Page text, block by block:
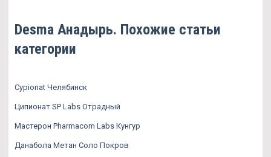
Desma Анадырь. Похожие статьи
категории
Cypionat Челябинск
Ципионат SP Labs Отрадный
Мастерон Pharmacom Labs Кунгур
Данабола Метан Соло Покров